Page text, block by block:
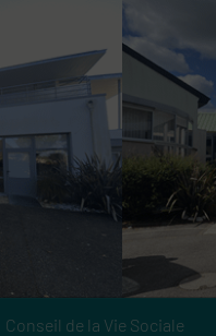
Conseil de la Vie Sociale